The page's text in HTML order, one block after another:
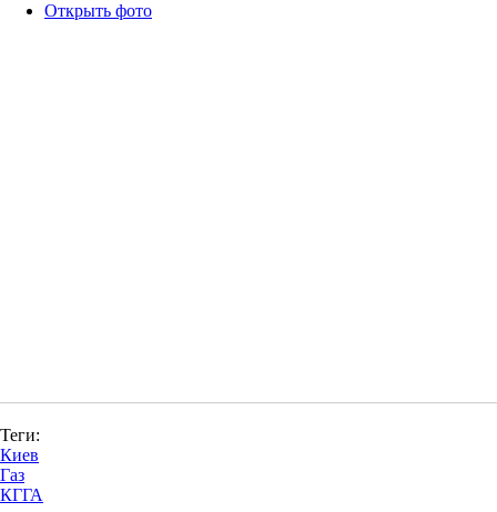
Открыть фото
Теги:
Киев
Газ
КГГА